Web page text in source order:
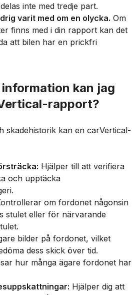
inte med tredje part.
varit med om en olycka. Om
finns med i din rapport kan det
att bilen har en prickfri
kan jag
rapport?
skadehistorik kan en carVertical-
Hjälper till att verifiera
och upptäcka
om fordonet någonsin
stulet eller för närvarande
bilder på fordonet, vilket
dess skick över tid.
hur många ägare fordonet har
Hjälper dig att